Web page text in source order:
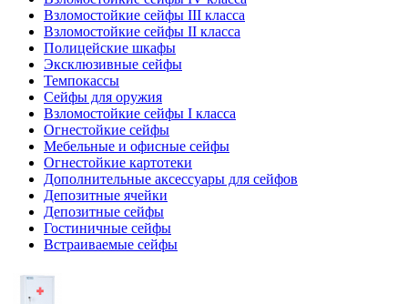
Взломостойкие сейфы III класса
Взломостойкие сейфы II класса
Полицейские шкафы
Эксклюзивные сейфы
Темпокассы
Сейфы для оружия
Взломостойкие сейфы I класса
Огнестойкие сейфы
Мебельные и офисные сейфы
Огнестойкие картотеки
Дополнительные аксессуары для сейфов
Депозитные ячейки
Депозитные сейфы
Гостиничные сейфы
Встраиваемые сейфы